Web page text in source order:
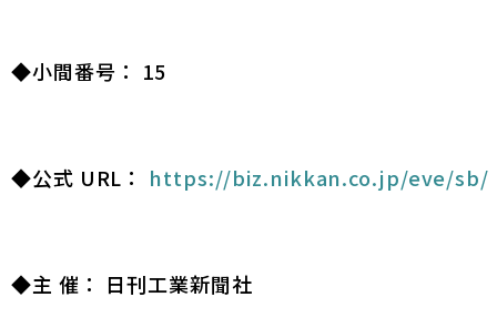
◆小間番号： 15
◆公式 URL： https://biz.nikkan.co.jp/eve/sb/
◆主 催： 日刊工業新聞社